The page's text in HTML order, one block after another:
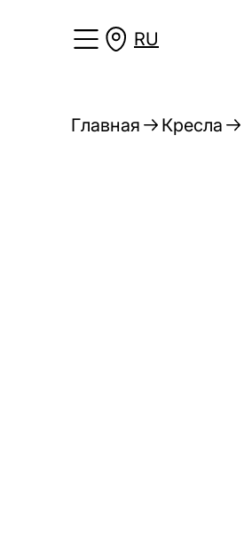
RU
Главная Кресла